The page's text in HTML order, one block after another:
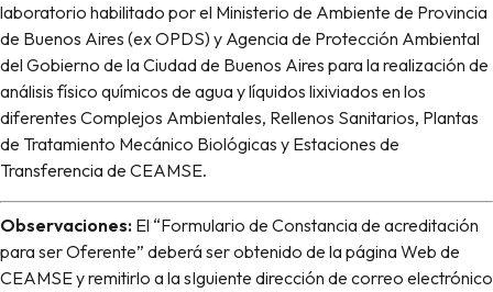
laboratorio habilitado por el Ministerio de Ambiente de Provincia
de Buenos Aires (ex OPDS) y Agencia de Protección Ambiental
del Gobierno de la Ciudad de Buenos Aires para la realización de
análisis físico químicos de agua y líquidos lixiviados en los
diferentes Complejos Ambientales, Rellenos Sanitarios, Plantas
de Tratamiento Mecánico Biológicas y Estaciones de
Transferencia de CEAMSE.
Observaciones: El “Formulario de Constancia de acreditación
para ser Oferente” deberá ser obtenido de la página Web de
CEAMSE y remitirlo a la sIguiente dirección de correo electrónico